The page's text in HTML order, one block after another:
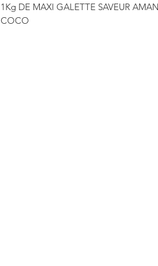
1Kg DE MAXI GALETTE SAVEUR
COCO